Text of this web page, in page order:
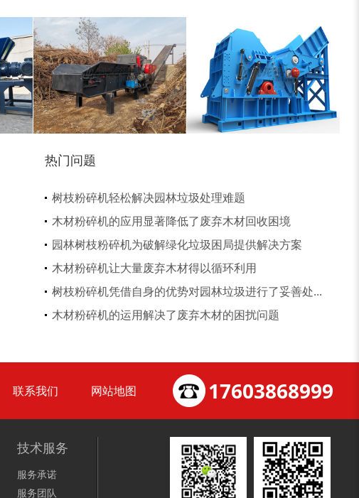
切枝机 玉米秸秆粉碎机
木材削片机 金属破碎机
装修垃圾处理设备... 废家电破碎机
小型撕碎机 稻草秸秆撕碎机
热门问题
树枝粉碎机轻松解决园林垃圾处理难题
木材粉碎机的应用显著降低了废弃木材回收困境
园林树枝粉碎机为破解绿化垃圾困局提供解决方案
木材粉碎机让大量废弃木材得以循环利用
树枝粉碎机凭借自身的优势对园林垃圾进行了妥善处...
木材粉碎机的运用解决了废弃木材的困扰问题
联系我们 网站地图 17603868999
技术服务
服务承诺
服务团队